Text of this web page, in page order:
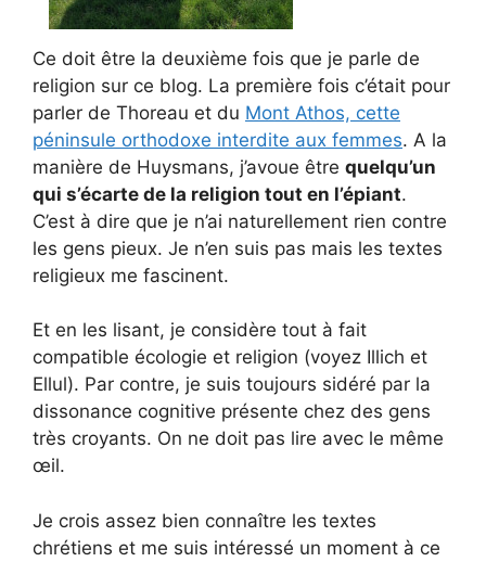
Ce doit être la deuxième fois que je parle de
religion sur ce blog. La première fois c’était pour
parler de Thoreau et du Mont Athos, cette
péninsule orthodoxe interdite aux femmes. A la
manière de Huysmans, j’avoue être quelqu’un
qui s’écarte de la religion tout en l’épiant.
C’est à dire que je n’ai naturellement rien contre
les gens pieux. Je n’en suis pas mais les textes
religieux me fascinent.
Et en les lisant, je considère tout à fait
compatible écologie et religion (voyez Illich et
Ellul). Par contre, je suis toujours sidéré par la
dissonance cognitive présente chez des gens
très croyants. On ne doit pas lire avec le même
œil.
Je crois assez bien connaître les textes
chrétiens et me suis intéressé un moment à ce